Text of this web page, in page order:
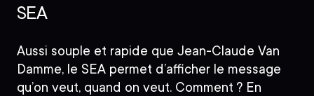
SEA
Aussi souple et rapide que Jean-Claude Van
Damme, le SEA permet d’afficher le message
qu’on veut, quand on veut. Comment ? En